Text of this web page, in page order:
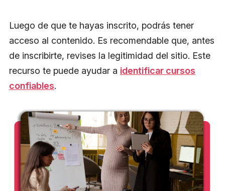
Luego de que te hayas inscrito, podrás tener
acceso al contenido. Es recomendable que, antes
de inscribirte, revises la legitimidad del sitio. Este
recurso te puede ayudar a identificar cursos
confiables.